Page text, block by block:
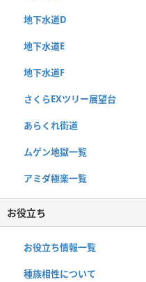
地下水道D
地下水道E
地下水道F
さくらEXツリー展望台
あらくれ街道
ムゲン地獄一覧
アミダ極楽一覧
お役立ち
お役立ち情報一覧
種族相性について